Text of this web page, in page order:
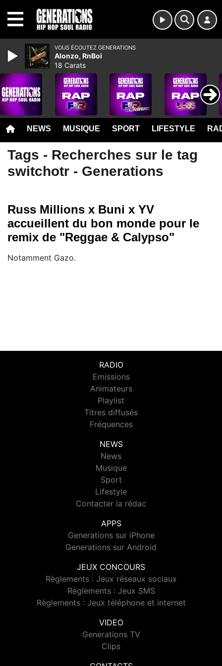
NEWS MUSIQUE SPORT LIFESTYLE
Tags - Recherches sur le tag
switchotr - Generations
Russ Millions x Buni x YV
accueillent du bon monde pour le
remix de "Reggae & Calypso"
Notamment Gazo.
RADIO
Emissions
Animateurs
Playlist
Titres diffusés
Fréquences
NEWS
News
Musique
Sport
Lifestyle
Contacter la rédac
APPS
Generations sur iPhone
Generations sur Android
JEUX CONCOURS
Règlements : Jeux réseaux sociaux
Règlements : Jeux SMS
Règlements : Jeux téléphone et internet
VIDEO
Generations TV
Clips
VOUS ÉCOUTEZ GENERATIONS
Alonzo, RnBoi
18 Carats